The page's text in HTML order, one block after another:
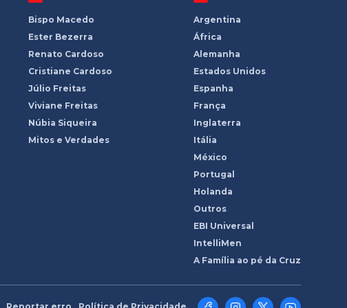
Bispo Macedo
Ester Bezerra
Renato Cardoso
Cristiane Cardoso
Júlio Freitas
Viviane Freitas
Núbia Siqueira
Mitos e Verdades
Argentina
África
Alemanha
Estados Unidos
Espanha
França
Inglaterra
Itália
México
Portugal
Holanda
Outros
EBI Universal
IntelliMen
A Família ao pé da Cruz